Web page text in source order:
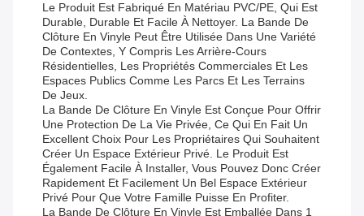
Le Produit Est Fabriqué En Matériau PVC/PE, Qui Est
Durable, Durable Et Facile À Nettoyer. La Bande De
Clôture En Vinyle Peut Être Utilisée Dans Une Variété
De Contextes, Y Compris Les Arrière-Cours
Résidentielles, Les Propriétés Commerciales Et Les
Espaces Publics Comme Les Parcs Et Les Terrains
De Jeux.
La Bande De Clôture En Vinyle Est Conçue Pour Offrir
Une Protection De La Vie Privée, Ce Qui En Fait Un
Excellent Choix Pour Les Propriétaires Qui Souhaitent
Créer Un Espace Extérieur Privé. Le Produit Est
Également Facile À Installer, Vous Pouvez Donc Créer
Rapidement Et Facilement Un Bel Espace Extérieur
Privé Pour Que Votre Famille Puisse En Profiter.
La Bande De Clôture En Vinyle Est Emballée Dans 1